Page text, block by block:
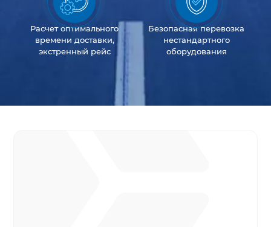
Расчет оптимального
времени доставки,
экстренный рейс
Безопасная перевозка
нестандартного
оборудования